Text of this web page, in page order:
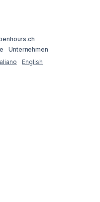
Unternehmen
English